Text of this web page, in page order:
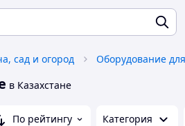
сад и огород
в Казахстане
По рейтингу Категория